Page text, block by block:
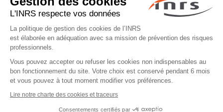
INRS English
INRS (english version)
Plan du site
Mentions légales
Politique de confidentialité